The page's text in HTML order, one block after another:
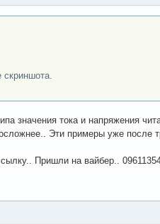
значения тока и напряжения
Эти примеры уже после
Пришли на вайбер..